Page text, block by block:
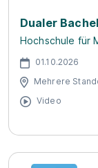
Dualer
Hochschule für
01.10.2026
Mehrere
Video